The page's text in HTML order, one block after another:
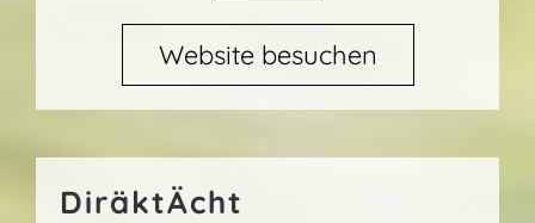
Website besuchen
DiräktÄcht